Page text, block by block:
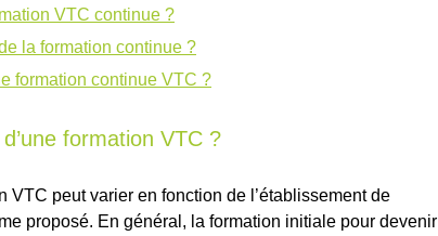
VTC continue ?
la formation continue ?
formation continue VTC ?
formation VTC ?
VTC peut varier en fonction de l’établissement de
proposé. En général, la formation initiale pour devenir